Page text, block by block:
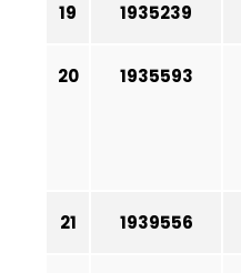
19 1935239
20 1935593
21 1939556